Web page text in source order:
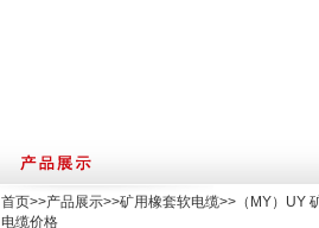
首页>>产品展示>>矿用橡套软电缆>>（MY）UY
电缆价格